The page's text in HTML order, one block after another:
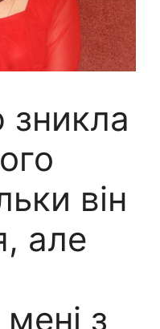
зникла
він
але
з